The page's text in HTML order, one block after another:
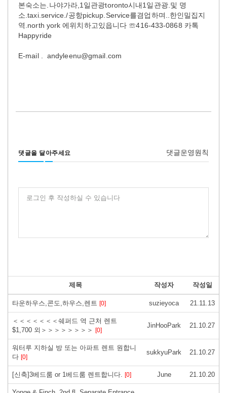
본숙소는.나야가라,1일관광toronto시내1일관광.및 명
소.taxi.service./공항pickup.Service를겸업하며..한인밀집지
역.north york 에위치하고있읍니다 ☏416-433-0868 카톡
Happyride
E-mail . andyleenu@gmail.com
댓글을 달아주세요 댓글운영원칙
로그인 후 작성하실 수 있습니다
제목 작성자 작성일
타운하우스,콘도,하우스,렌트 [0] suzieyoca 21.11.13
＜＜＜＜＜＜＜쉐퍼드 역 근처 렌트
$1,700 외＞＞＞＞＞＞＞＞ [0]
JinHooPark 21.10.27
워터루 지하실 방 또는 아파트 렌트 원합니
다 [0]
sukkyuPark 21.10.27
[신축]3베드룸 or 1베드룸 렌트합니다. [0] June 21.10.20